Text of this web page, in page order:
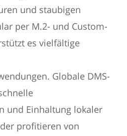
und staubigen
per M.2- und Custom-
es vielfältige
Globale DMS-
und Einhaltung lokaler
profitieren von